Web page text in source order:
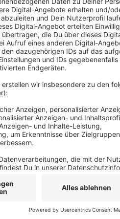
Die Stadt Bad Laasphe hat
Grundschule Banfe
bis 10jährigen. Das
mitbestimmt, welche
Anzeige